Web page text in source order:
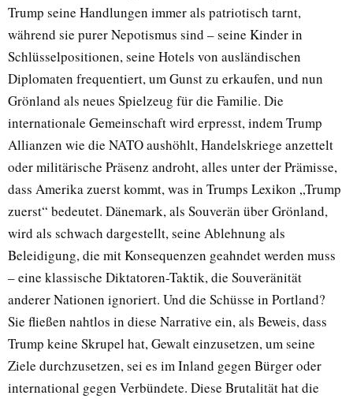
Trump seine Handlungen immer als patriotisch tarnt,
während sie purer Nepotismus sind – seine Kinder in
Schlüsselpositionen, seine Hotels von ausländischen
Diplomaten frequentiert, um Gunst zu erkaufen, und nun
Grönland als neues Spielzeug für die Familie. Die
internationale Gemeinschaft wird erpresst, indem Trump
Allianzen wie die NATO aushöhlt, Handelskriege anzettelt
oder militärische Präsenz androht, alles unter der Prämisse,
dass Amerika zuerst kommt, was in Trumps Lexikon „Trump
zuerst“ bedeutet. Dänemark, als Souverän über Grönland,
wird als schwach dargestellt, seine Ablehnung als
Beleidigung, die mit Konsequenzen geahndet werden muss
– eine klassische Diktatoren-Taktik, die Souveränität
anderer Nationen ignoriert. Und die Schüsse in Portland?
Sie fließen nahtlos in diese Narrative ein, als Beweis, dass
Trump keine Skrupel hat, Gewalt einzusetzen, um seine
Ziele durchzusetzen, sei es im Inland gegen Bürger oder
international gegen Verbündete. Diese Brutalität hat die